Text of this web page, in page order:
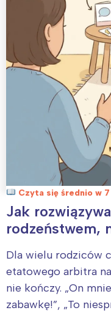
Czyta się średnio w 7
Jak
rodzeństwem,
Dla wielu rodziców
etatowego arbitra
nie kończy. „On
zabawkę!”, „To